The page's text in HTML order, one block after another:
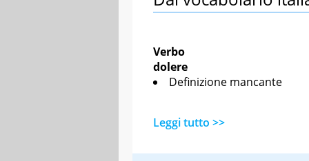
Verbo
dolere
Definizione mancante
Leggi tutto >>